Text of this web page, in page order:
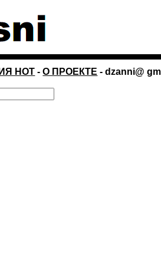
НОТ -О ПРОЕКТЕ - dzanni@